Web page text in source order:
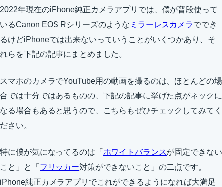
2022年現在のiPhone純正カメラアプリでは、僕が普段使って
いるCanon EOS Rシリーズのような ミラーレスカメラででき
るけどiPhoneでは出来ないっていうことがいくつかあり、そ
れらを下記の記事にまとめました。
スマホのカメラでYouTube用の動画を撮るのは、ほとんどの場
合では十分ではあるものの、下記の記事に挙げた点がネックに
なる場合もあると思うので、こちらもぜひチェックしてみてく
ださい。
特に僕が気になってるのは「 ホワイトバランスが固定できない
こと」と「 フリッカー対策ができないこと」の二点です。
iPhone純正カメラアプリでこれができるようになれば大満足